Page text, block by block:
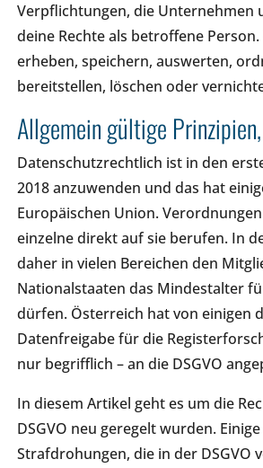
Verpflichtungen, die Unternehmen
deine Rechte als betroffene
erheben, speichern, auswerten,
bereitstellen, löschen oder
Allgemein gültige
Datenschutzrechtlich ist in den
2018 anzuwenden und das hat
Europäischen Union.
einzelne direkt auf sie berufen. In
daher in vielen Bereichen den
Nationalstaaten das Mindestalter
dürfen. Österreich hat von einigen
Datenfreigabe für die
nur begrifflich – an die DSGVO
In diesem Artikel geht es um die
DSGVO neu geregelt wurden.
Strafdrohungen, die in der DSGVO